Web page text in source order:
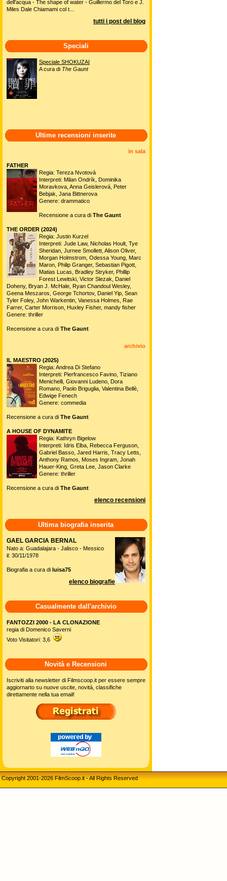
dell'acqua - The shape of water - Guillermo del Toro e J.
Miles Dale Chiamami col t...
tutti i post del blog
Speciali
Speciale SHOKUZAI
A cura di The Gaunt
Ultime recensioni inserite
in sala
FATHER
Regia: Tereza Nvotová
Interpreti: Milan Ondrík, Dominika
Moravkova, Anna Geislerová, Peter
Bebjak, Jana Bittnerova
Genere: drammatico
Recensione a cura di The Gaunt
THE ORDER (2024)
Regia: Justin Kurzel
Interpreti: Jude Law, Nicholas Hoult, Tye
Sheridan, Jurnee Smollett, Alison Oliver,
Morgan Holmstrom, Odessa Young, Marc
Maron, Philip Granger, Sebastian Pigott,
Matias Lucas, Bradley Stryker, Phillip
Forest Lewitski, Victor Slezak, Daniel
Doheny, Bryan J. McHale, Ryan Chandoul Wesley,
Geena Meszaros, George Tchortov, Daniel Yip, Sean
Tyler Foley, John Warkentin, Vanessa Holmes, Rae
Farrer, Carter Morrison, Huxley Fisher, mandy fisher
Genere: thriller
Recensione a cura di The Gaunt
archivio
IL MAESTRO (2025)
Regia: Andrea Di Stefano
Interpreti: Pierfrancesco Favino, Tiziano
Menichelli, Giovanni Ludeno, Dora
Romano, Paolo Briguglia, Valentina Bellè,
Edwige Fenech
Genere: commedia
Recensione a cura di The Gaunt
A HOUSE OF DYNAMITE
Regia: Kathryn Bigelow
Interpreti: Idris Elba, Rebecca Ferguson,
Gabriel Basso, Jared Harris, Tracy Letts,
Anthony Ramos, Moses Ingram, Jonah
Hauer-King, Greta Lee, Jason Clarke
Genere: thriller
Recensione a cura di The Gaunt
elenco recensioni
Ultima biografia inserita
GAEL GARCIA BERNAL
Nato a: Guadalajara - Jalisco - Messico
il: 30/11/1978
Biografia a cura di luisa75
elenco biografie
Casualmente dall'archivio
FANTOZZI 2000 - LA CLONAZIONE
regia di Domenico Saverni
Voto Visitatori: 3,6
Novità e Recensioni
Iscriviti alla newsletter di Filmscoop.it per essere sempre
aggiornarto su nuove uscite, novità, classifiche
direttamente nella tua email!
Copyright 2001-2026 FilmScoop.it - All Rights Reserved